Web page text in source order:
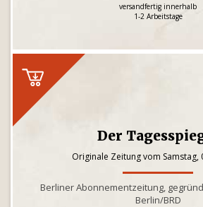
versandfertig innerhalb
1-2 Arbeitstage
Der
Originale Zeitung vom Samstag,
Berliner Abonnementzeitung,
Berlin/BRD